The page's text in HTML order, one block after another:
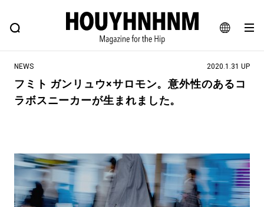
JA
EN
FEATURE BLOG SNAP
ヒップなファッション、カルチャー、ライフスタイルWEBマガジン
#NEW VINTAGE #マイナーグッド図鑑
#路地裏てぃーん。 #MONTHLY JOURNAL
NEWS 2020.1.31 UP
フミト ガンリュウ×サロモン。意外性のあるコ
ラボスニーカーが生まれました。